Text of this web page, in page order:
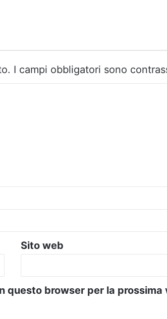
I campi obbligatori sono
Sito web
questo browser per la prossima